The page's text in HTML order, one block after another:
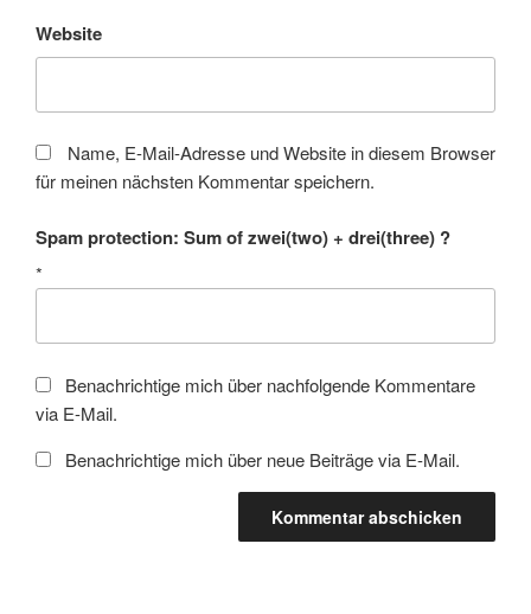
Website
Name, E-Mail-Adresse und Website in diesem Browser
für meinen nächsten Kommentar speichern.
Spam protection: Sum of zwei(two) + drei(three) ?
*
Benachrichtige mich über nachfolgende Kommentare
via E-Mail.
Benachrichtige mich über neue Beiträge via E-Mail.